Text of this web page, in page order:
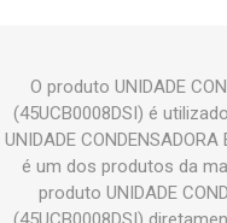
O produto UNIDADE
(45UCB0008DSI) é
UNIDADE
é um dos produtos da
produto UNIDADE